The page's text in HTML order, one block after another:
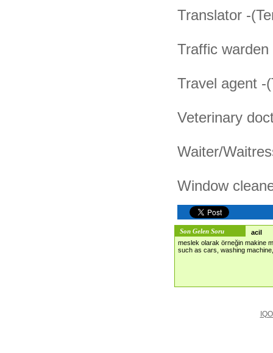
Translator -
Traffic warden
Travel agent -
Veterinary
Waiter/
Window
Son Gelen Soru
acil
meslek olarak örneğin makine
such as cars, washing